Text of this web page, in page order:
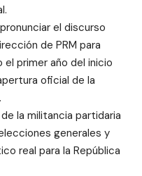
el discurso
de PRM para
primer año del inicio
oficial de la
la militancia partidaria
generales y
real para la República